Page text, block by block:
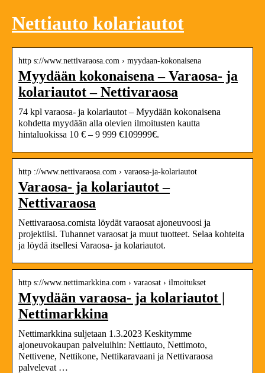
Nettiauto kolariautot
http s://www.nettivaraosa.com › myydaan-kokonaisena
Myydään kokonaisena – Varaosa- ja
kolariautot – Nettivaraosa
74 kpl varaosa- ja kolariautot – Myydään kokonaisena
kohdetta myydään alla olevien ilmoitusten kautta
hintaluokissa 10 € – 9 999 €109999€.
http ://www.nettivaraosa.com › varaosa-ja-kolariautot
Varaosa- ja kolariautot –
Nettivaraosa
Nettivaraosa.comista löydät varaosat ajoneuvoosi ja
projektiisi. Tuhannet varaosat ja muut tuotteet. Selaa kohteita
ja löydä itsellesi Varaosa- ja kolariautot.
http s://www.nettimarkkina.com › varaosat › ilmoitukset
Myydään varaosa- ja kolariautot |
Nettimarkkina
Nettimarkkina suljetaan 1.3.2023 Keskitymme
ajoneuvokaupan palveluihin: Nettiauto, Nettimoto,
Nettivene, Nettikone, Nettikaravaani ja Nettivaraosa
palvelevat …